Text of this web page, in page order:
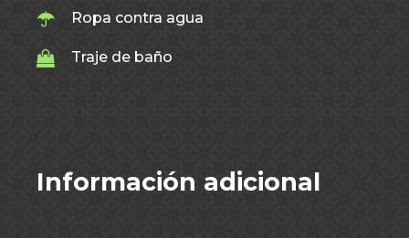
Ropa contra agua
Traje de baño
Información adicional